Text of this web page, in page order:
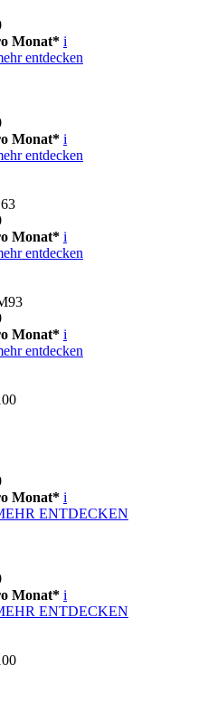
Monat* i
entdecken
Monat* i
entdecken
Monat* i
entdecken
Monat* i
entdecken
Monat* i
ENTDECKEN
Monat* i
ENTDECKEN